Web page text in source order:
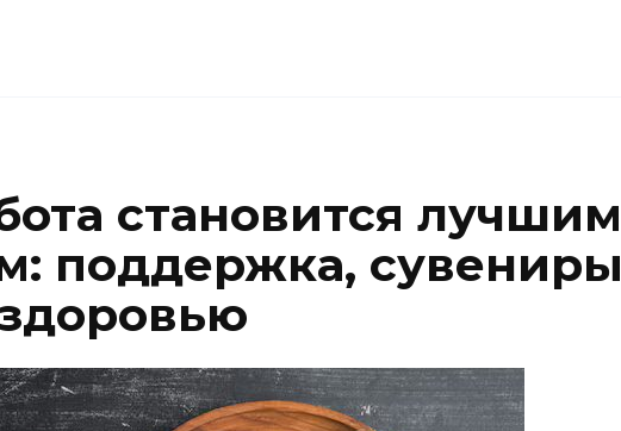
становится лучшим
поддержка, сувениры